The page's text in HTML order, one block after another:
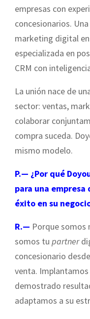
empresas con
concesionarios.
marketing digital
especializada en
CRM con
La unión nace de
sector: ventas,
colaborar
compra suceda.
mismo modelo.
P.— ¿Por qué
para una
éxito en su
R.— Porque somos
somos tu partner
concesionario
venta.
demostrado
adaptamos a su